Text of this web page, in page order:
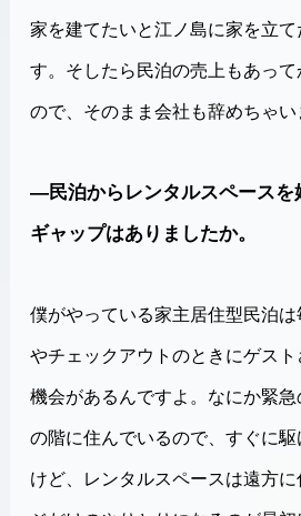
家を建てたいと江ノ島に家を立
す。そしたら民泊の売上もあっ
ので、そのまま会社も辞めちゃい
―民泊からレンタルスペースを
ギャップはありましたか。
僕がやっている家主居住型民泊
やチェックアウトのときにゲス
機会があるんですよ。なにか緊急
の階に住んでいるので、すぐに
けど、レンタルスペースは遠方